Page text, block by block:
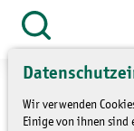
Wir verwenden
Einige von ihnen sind
Zum
Inhalt
springen
Suche